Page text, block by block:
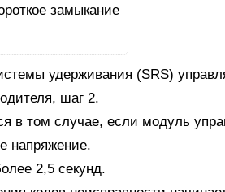
удерживания (SRS)
шаг 2.
в том случае, если модуль
напряжение.
2,5 секунд.